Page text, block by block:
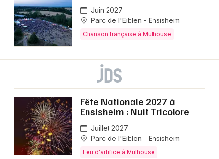
Juin 2027
Parc de l'Eiblen - Ensisheim
Chanson française à Mulhouse
Fête Nationale 2027 à
Ensisheim : Nuit Tricolore
Juillet 2027
Parc de l'Eiblen - Ensisheim
Feu d'artifice à Mulhouse